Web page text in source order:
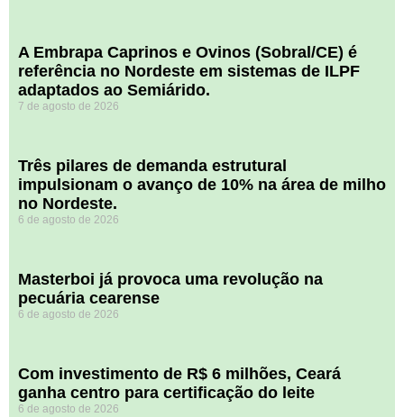
A Embrapa Caprinos e Ovinos (Sobral/CE) é
referência no Nordeste em sistemas de ILPF
adaptados ao Semiárido.
7 de agosto de 2026
​Três pilares de demanda estrutural
impulsionam o avanço de 10% na área de milho
no Nordeste.
6 de agosto de 2026
Masterboi já provoca uma revolução na
pecuária cearense
6 de agosto de 2026
Com investimento de R$ 6 milhões, Ceará
ganha centro para certificação do leite
6 de agosto de 2026